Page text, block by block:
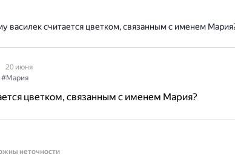
василек считается цветком, связанным с именем
20 июня
#Мария
цветком, связанным с именем Мария?
неточности